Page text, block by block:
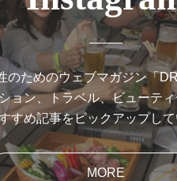
のためのウェブマガジン「
ョン、トラベル、ビューテ
すめ記事をピックアップして
MORE